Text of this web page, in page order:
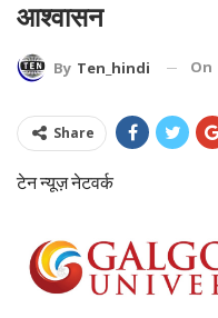
आश्वासन
By Ten_hindi On
Share
टेन न्यूज़ नेटवर्क